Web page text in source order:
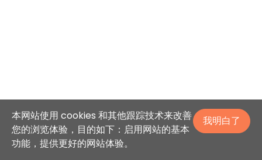
本网站使用 cookies 和其他跟踪技术来改善
您的浏览体验，目的如下：启用网站的基本
功能，提供更好的网站体验。
我明白了